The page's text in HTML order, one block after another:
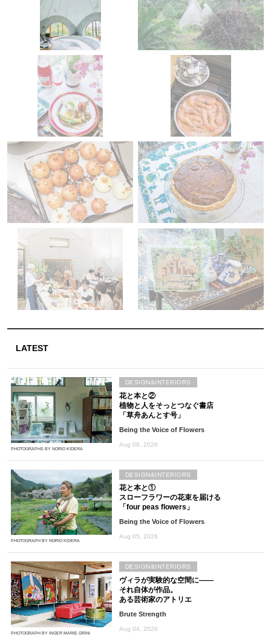
LATEST
PHOTOGRAPHS BY NORIO KIDERA
花と本と②
植物と人をそっとつなぐ書店
「草舟あんとす号」
Being the Voice of Flowers
Aug 06, 2026
DESIGN&INTERIORS
PHOTOGRAPH BY NORIO KIDERA
花と本と①
スローフラワーの花束を届ける
「four peas flowers」
Being the Voice of Flowers
Aug 05, 2026
DESIGN&INTERIORS
PHOTOGRAPH BY INGER MARIE GRINI
ヴィラが実験的な空間に――
それ自体が作品。
ある芸術家のアトリエ
Brute Strength
Aug 04, 2026
DESIGN&INTERIORS